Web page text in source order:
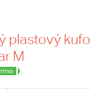
plastový
M